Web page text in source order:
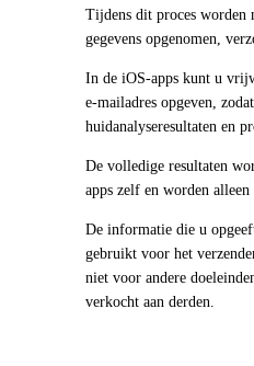
Tijdens dit proces worden
gegevens opgenomen,
In de iOS-apps kunt u
e-mailadres opgeven,
huidanalyseresultaten en
De volledige resultaten
apps zelf en worden
De informatie die u
gebruikt voor het
niet voor andere
verkocht aan derden.